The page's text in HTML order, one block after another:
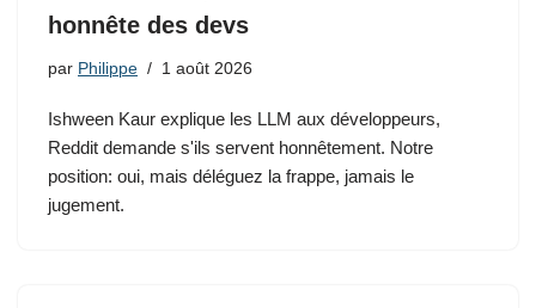
honnête des devs
par Philippe 1 août 2026
Ishween Kaur explique les LLM aux développeurs,
Reddit demande s'ils servent honnêtement. Notre
position: oui, mais déléguez la frappe, jamais le
jugement.